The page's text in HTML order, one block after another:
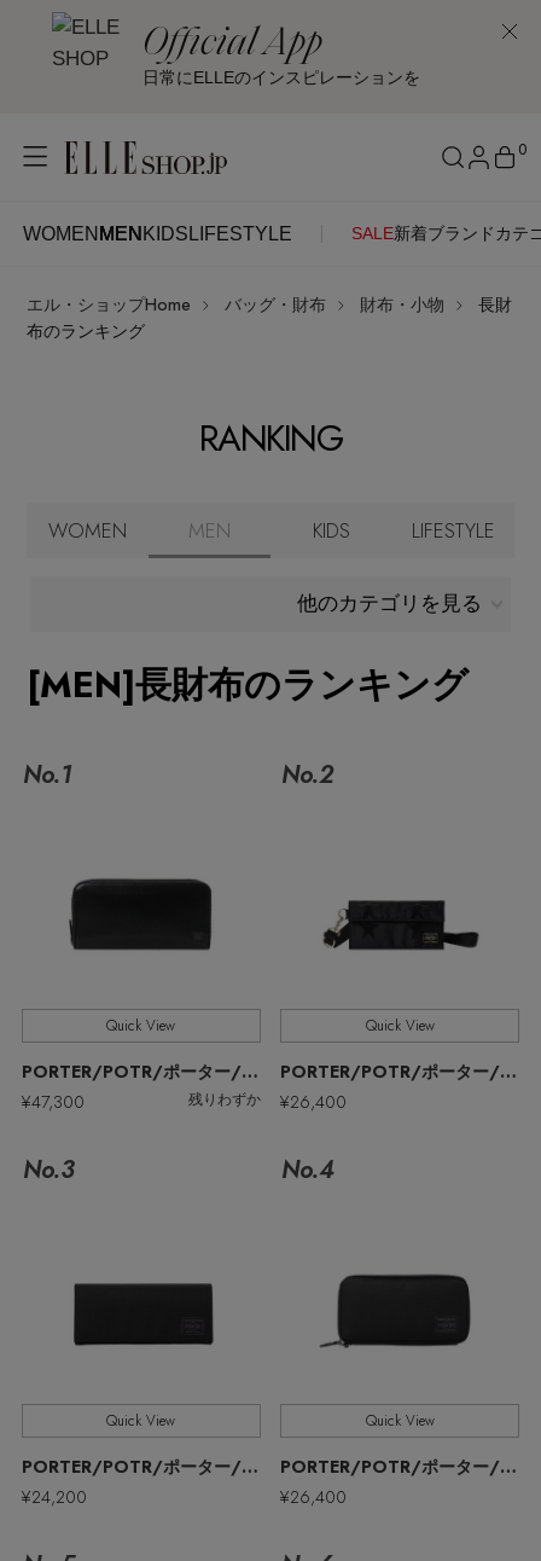
Official App
日常にELLEのインスピレーションを
WOMEN MEN KIDS LIFESTYLE SALE新着ブランド カテ
0
WOMENMEN KIDSLIFESTYLE
ITEMS
ブランド
MEN'S カットソー
MEN'S スポーツ
SALE
CATEGORY
ウェア
すべてのウェア
ジャケット
シューズ
すべてのバッグ・財布
トートバッグ
ファッション小物
ストール・マフラー・ケープ
帽子・イヤーマフ
すべてのアクセサリー
ピアス・イヤリング
アンダーウェア
すべてのアンダーウェア
スポーツ
すべてのスポーツ
ログイン
いち早くお届けします。
ご登録はこちら
ご利用ガイド
エル・ショップHome バッグ・財布 財布・小物
長財
布のランキング
RANKING
WOMEN MEN KIDS LIFESTYLE
他のカテゴリを見る
[MEN]長財布のランキング
No.1
Quick View
PORTER/POTR/ポーター/ピー・オー・ティー・アール
¥47,300
残りわずか
No.2
Quick View
PORTER/POTR/ポーター/ピー・オー・ティー・アール
¥26,400
No.3
Quick View
PORTER/POTR/ポーター/ピー・オー・ティー・アール
¥24,200
No.4
Quick View
PORTER/POTR/ポーター/ピー・オー・ティー・アール
¥26,400